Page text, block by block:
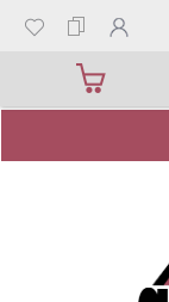
Каталог товаров